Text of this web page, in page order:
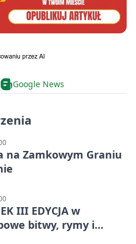
Google News
na Zamkowym Graniu
III EDYCJA w
bitwy, rymy i